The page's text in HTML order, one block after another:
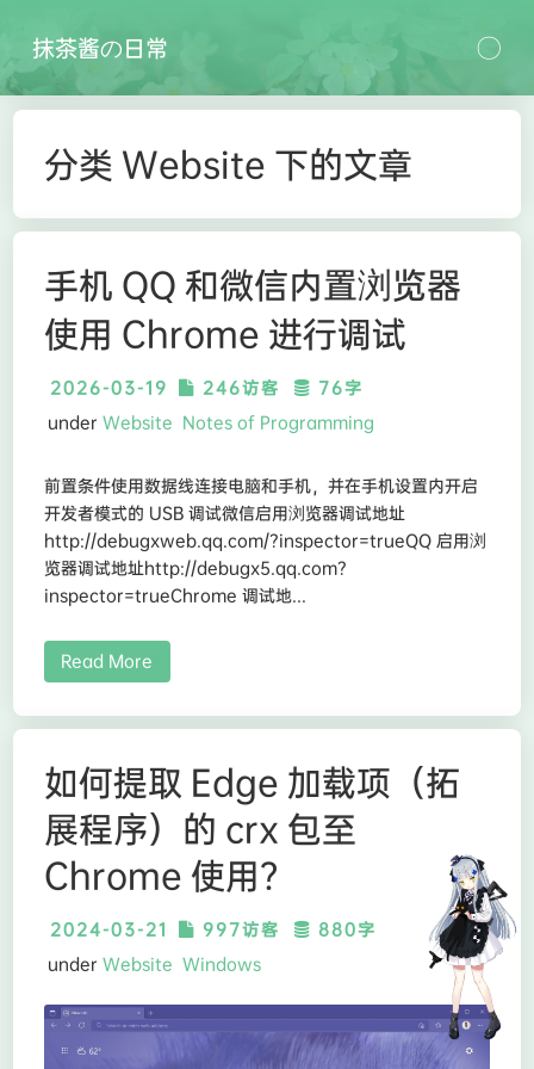
抹茶酱の日常
分类 Website 下的文章
手机 QQ 和微信内置浏览器
使用 Chrome 进行调试
2026-03-19 246访客
76字
under Website Notes of Programming
前置条件使用数据线连接电脑和手机，并在手机设置内开启
开发者模式的 USB 调试微信启用浏览器调试地址
http://debugxweb.qq.com/?inspector=trueQQ 启用浏
览器调试地址http://debugx5.qq.com?
inspector=trueChrome 调试地...
Read More
如何提取 Edge 加载项（拓
展程序）的 crx 包至
Chrome 使用？
2024-03-21 997访客
880字
under Website Windows